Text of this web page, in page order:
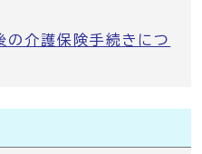
の介護保険手続きにつ